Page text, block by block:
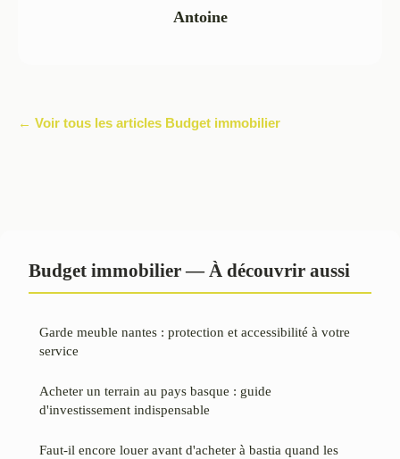
Antoine
← Voir tous les articles Budget immobilier
Budget immobilier — À découvrir aussi
Garde meuble nantes : protection et accessibilité à votre
service
Acheter un terrain au pays basque : guide
d'investissement indispensable
Faut-il encore louer avant d'acheter à bastia quand les